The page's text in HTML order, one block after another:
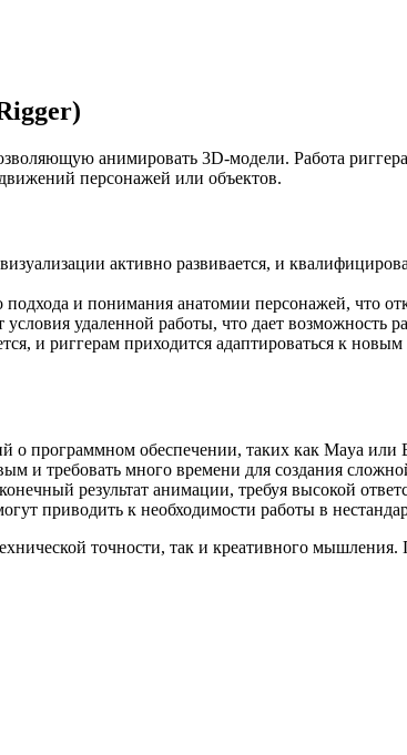
анимировать 3D-модели. Работа
персонажей или объектов.
активно развивается, и
подхода и понимания анатомии персонажей, что
удаленной работы, что дает возможность
и риггерам приходится адаптироваться к
о программном обеспечении, таких как Maya
и требовать много времени для создания
результат анимации, требуя высокой
приводить к необходимости работы в
точности, так и креативного мышления.